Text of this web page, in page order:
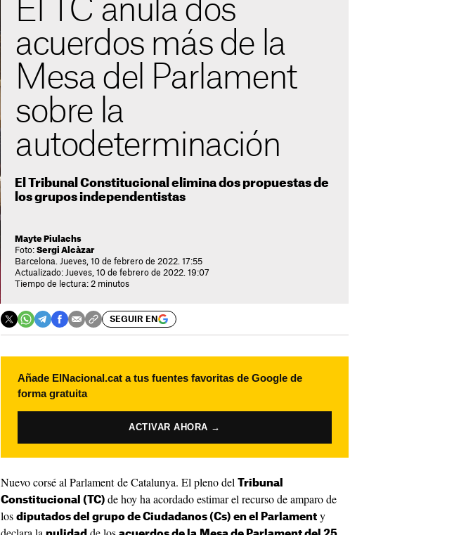
El TC anula dos
acuerdos más de la
Mesa del Parlament
sobre la
autodeterminación
El Tribunal Constitucional elimina dos propuestas de
los grupos independentistas
Mayte Piulachs
Foto: Sergi Alcàzar
Barcelona. Jueves, 10 de febrero de 2022. 17:55
Actualizado: Jueves, 10 de febrero de 2022. 19:07
Tiempo de lectura: 2 minutos
SEGUIR EN
Añade ElNacional.cat a tus fuentes favoritas de Google de
forma gratuita
ACTIVAR AHORA →
Nuevo corsé al Parlament de Catalunya. El pleno del
Tribunal
Constitucional (TC) de hoy ha acordado estimar el recurso de amparo de
los diputados del grupo de Ciudadanos (Cs) en el Parlament y